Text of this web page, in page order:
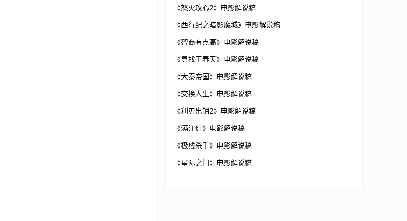
《怒火攻心2》电影解说稿
《西行纪之暗影魔城》电影解说稿
《智商有点高》电影解说稿
《寻找王春天》电影解说稿
《大秦帝国》电影解说稿
《交换人生》电影解说稿
《利刃出销2》电影解说稿
《满江红》电影解说稿
《极线杀手》电影解说稿
《星际之门》电影解说稿